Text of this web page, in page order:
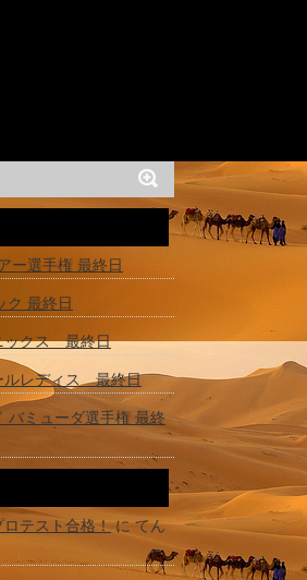
ー選手権 最終日
ク 最終日
ックス 最終日
ルレディス 最終日
バミューダ選手権 最終
テスト合格！にてん